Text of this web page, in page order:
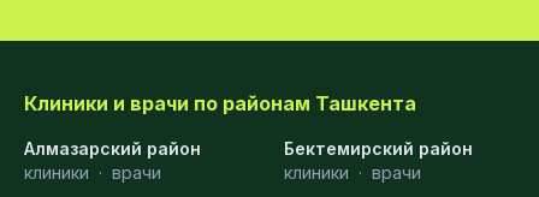
Клиники и врачи по районам Ташкента
Алмазарский район
клиники · врачи
Бектемирский район
клиники · врачи